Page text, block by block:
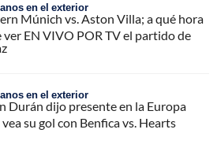
en el exterior
Múnich vs. Aston Villa; a qué hora
ver EN VIVO POR TV el partido de
en el exterior
Durán dijo presente en la Europa
vea su gol con Benfica vs. Hearts